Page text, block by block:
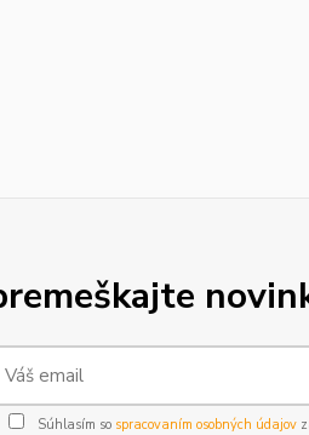
Súhlasím so spracovaním osobných údajov